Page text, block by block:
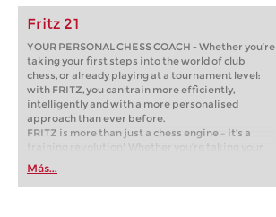
Fritz 21
YOUR PERSONAL CHESS COACH - Whether you’re
taking your first steps into the world of club
chess, or already playing at a tournament level:
with FRITZ, you can train more efficiently,
intelligently and with a more personalised
approach than ever before.
FRITZ is more than just a chess engine – it’s a
training revolution! Whether you’re taking your
first steps into the world of club chess, or already
playing at a tournament level: with FRITZ, you can
train more efficiently, intelligently and with a
Más...